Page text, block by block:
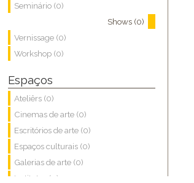
Seminário (0)
Shows (0)
Vernissage (0)
Workshop (0)
Espaços
Ateliêrs (0)
Cinemas de arte (0)
Escritórios de arte (0)
Espaços culturais (0)
Galerias de arte (0)
Institutos (0)